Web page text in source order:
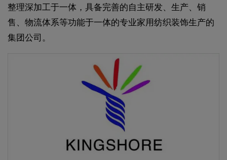
整理深加工于一体，具备完善的自主研发、生产、销
售、物流体系等功能于一体的专业家用纺织装饰生产的
集团公司。